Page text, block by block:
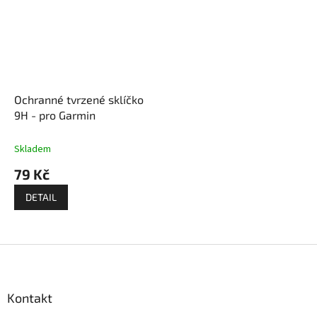
Ochranné tvrzené sklíčko
9H - pro Garmin
Skladem
79 Kč
DETAIL
Kontakt